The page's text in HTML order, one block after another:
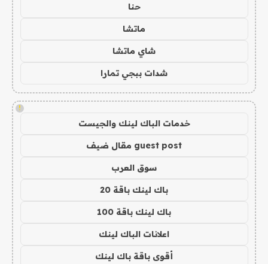
حنا
ماتشا
شاي ماتشا
شدات ببجي تمارا
!
خدمات الباك لينك والجيست
guest post مقال ضيف
سوق العرب
باك لينك باقة 20
باك لينك باقة 100
اعلانات الباك لينك
أقوى باقة باك لينك